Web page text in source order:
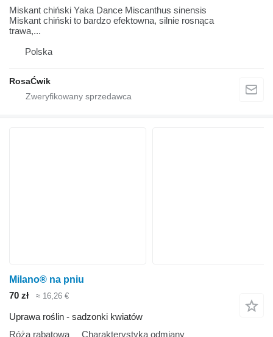
Miskant chiński Yaka Dance Miscanthus sinensis
Miskant chiński to bardzo efektowna, silnie rosnąca
trawa,...
Polska
RosaĆwik
Milano® na pniu
70 zł
≈ 16,26 €
Uprawa roślin - sadzonki kwiatów
Róża rabatowa Charakterystyka odmiany